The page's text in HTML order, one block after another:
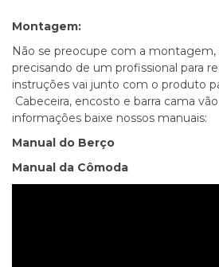
Montagem:
Não se preocupe com a montagem,
precisando de um profissional para
instruções vai junto com o produto
Cabeceira, encosto e barra cama
informações baixe nossos manuais:
Manual do Berço
Manual da Cômoda